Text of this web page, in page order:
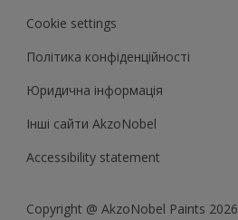
Cookie settings
Полiтика конфiденцiйностi
Юридична iнформацiя
Iншi сайти AkzoNobel
Accessibility statement
Copyright @ AkzoNobel Paints 2026